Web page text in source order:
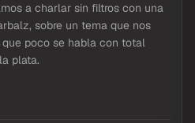
a charlar sin filtros con una
sobre un tema que nos
poco se habla con total
plata.